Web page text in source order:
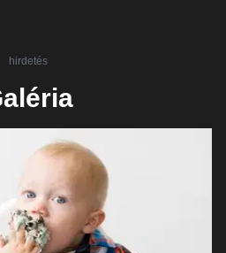
hirdetés